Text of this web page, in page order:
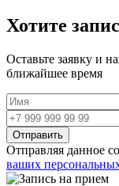
Хотите
Оставьте заявку и
ближайшее время
Отправить
Отправляя данное
ваших